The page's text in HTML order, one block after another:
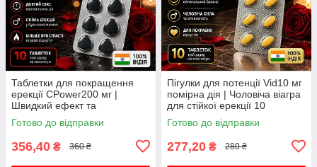
Таблетки для покращення
ерекції CPower200 мг |
Швидкий ефект та
впевненість у собі
Готово до відправки
356,40 ₴ 360 ₴
Пігулки для потенції Vid10 мг
помірна дія | Чоловіча віагра
для стійкої ерекції 10
таблеток
Готово до відправки
277,20 ₴ 280 ₴